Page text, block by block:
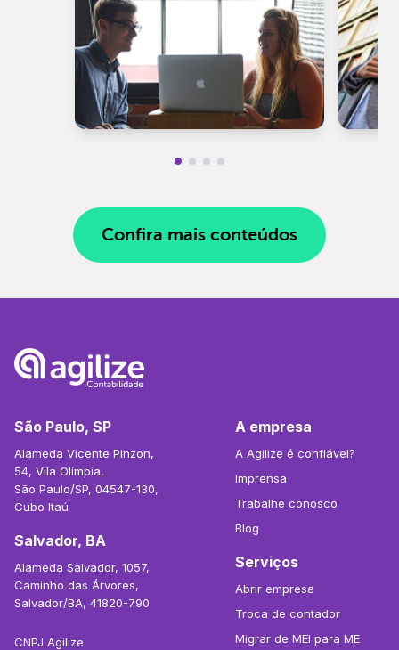
Confira mais conteúdos
São Paulo, SP
Alameda Vicente Pinzon,
54, Vila Olímpia,
São Paulo/SP, 04547-130,
Cubo Itaú
Salvador, BA
Alameda Salvador, 1057,
Caminho das Árvores,
Salvador/BA, 41820-790
CNPJ Agilize
A empresa
A Agilize é confiável?
Imprensa
Trabalhe conosco
Blog
Serviços
Abrir empresa
Troca de contador
Migrar de MEI para ME